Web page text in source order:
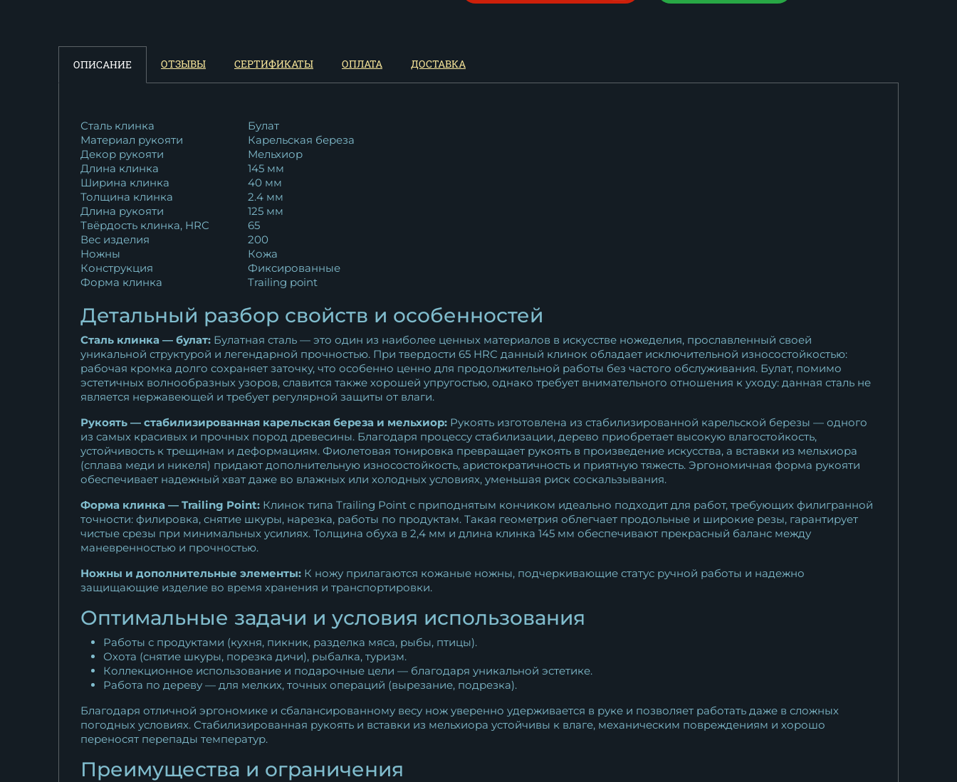
ОПИСАНИЕ ОТЗЫВЫ СЕРТИФИКАТЫ ОПЛАТА ДОСТАВКА
Сталь клинка
Булат
Материал рукояти
Карельская береза
Декор рукояти
Мельхиор
Длина клинка
145 мм
Ширина клинка
40 мм
Толщина клинка
2.4 мм
Длина рукояти
125 мм
Твёрдость клинка, HRC
65
Вес изделия
200
Ножны
Кожа
Конструкция
Фиксированные
Форма клинка
Trailing point
Детальный разбор свойств и особенностей
Сталь клинка — булат: Булатная сталь — это один из наиболее ценных материалов в искусстве ножеделия, прославленный своей
уникальной структурой и легендарной прочностью. При твердости 65 HRC данный клинок обладает исключительной износостойкостью:
рабочая кромка долго сохраняет заточку, что особенно ценно для продолжительной работы без частого обслуживания. Булат, помимо
эстетичных волнообразных узоров, славится также хорошей упругостью, однако требует внимательного отношения к уходу: данная сталь не
является нержавеющей и требует регулярной защиты от влаги.
Рукоять — стабилизированная карельская береза и мельхиор: Рукоять изготовлена из стабилизированной карельской березы — одного
из самых красивых и прочных пород древесины. Благодаря процессу стабилизации, дерево приобретает высокую влагостойкость,
устойчивость к трещинам и деформациям. Фиолетовая тонировка превращает рукоять в произведение искусства, а вставки из мельхиора
(сплава меди и никеля) придают дополнительную износостойкость, аристократичность и приятную тяжесть. Эргономичная форма рукояти
обеспечивает надежный хват даже во влажных или холодных условиях, уменьшая риск соскальзывания.
Форма клинка — Trailing Point: Клинок типа Trailing Point с приподнятым кончиком идеально подходит для работ, требующих филигранной
точности: филировка, снятие шкуры, нарезка, работы по продуктам. Такая геометрия облегчает продольные и широкие резы, гарантирует
чистые срезы при минимальных усилиях. Толщина обуха в 2,4 мм и длина клинка 145 мм обеспечивают прекрасный баланс между
маневренностью и прочностью.
Ножны и дополнительные элементы: К ножу прилагаются кожаные ножны, подчеркивающие статус ручной работы и надежно
защищающие изделие во время хранения и транспортировки.
Оптимальные задачи и условия использования
Работы с продуктами (кухня, пикник, разделка мяса, рыбы, птицы).
Охота (снятие шкуры, порезка дичи), рыбалка, туризм.
Коллекционное использование и подарочные цели — благодаря уникальной эстетике.
Работа по дереву — для мелких, точных операций (вырезание, подрезка).
Благодаря отличной эргономике и сбалансированному весу нож уверенно удерживается в руке и позволяет работать даже в сложных
погодных условиях. Стабилизированная рукоять и вставки из мельхиора устойчивы к влаге, механическим повреждениям и хорошо
переносят перепады температур.
Преимущества и ограничения